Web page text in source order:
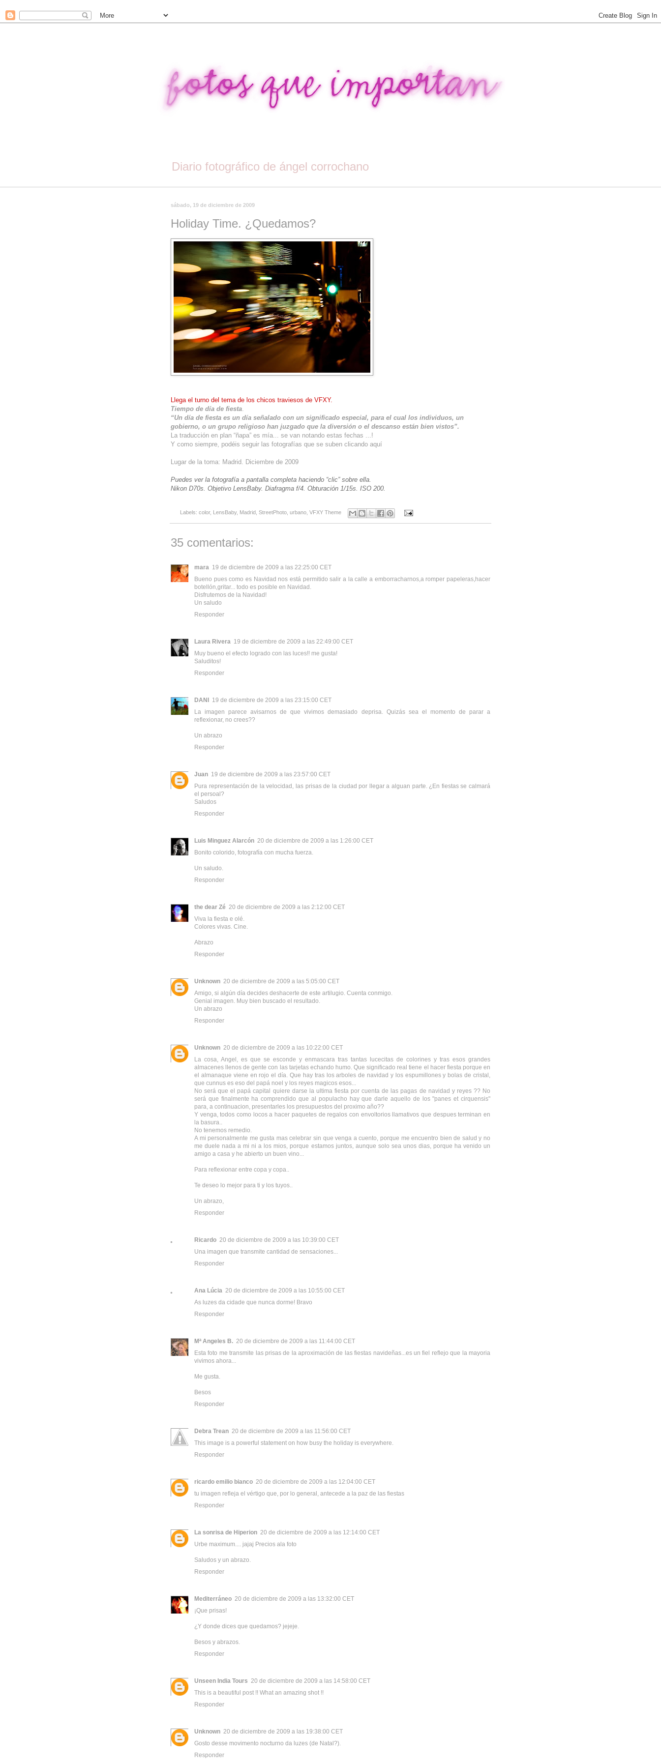
Diario fotográfico de ángel corrochano
sábado, 19 de diciembre de 2009
Holiday Time. ¿Quedamos?
Llega el turno del tema de los chicos traviesos de VFXY.
Tiempo de día de fiesta.
“Un día de fiesta es un día señalado con un significado especial, para el cual los individuos, un
gobierno, o un grupo religioso han juzgado que la diversión o el descanso están bien vistos”.
La traducción en plan “ñapa” es mía... se van notando estas fechas ...!
Y como siempre, podéis seguir las fotografías que se suben clicando aquí
Lugar de la toma: Madrid. Diciembre de 2009
Puedes ver la fotografía a pantalla completa haciendo “clic” sobre ella.
Nikon D70s. Objetivo LensBaby. Diafragma f/4. Obturación 1/15s. ISO 200.
Labels: color, LensBaby, Madrid StreetPhoto, urbano, VFXY Theme
35 comentarios:
mara 19 de diciembre de 2009 a las 22:25:00 CET
Bueno pues como es Navidad nos está permitido salir a la calle a emborracharnos,a romper papeleras,hacer
botellón,gritar... todo es posible en Navidad.
Disfrutemos de la Navidad!
Un saludo
Responder
Laura Rivera 19 de diciembre de 2009 a las 22:49:00 CET
Muy bueno el efecto logrado con las luces!! me gusta!
Saluditos!
Responder
DANI 19 de diciembre de 2009 a las 23:15:00 CET
La imagen parece avisarnos de que vivimos demasiado deprisa. Quizás sea el momento de parar a
reflexionar, no crees??
Un abrazo
Responder
Juan 19 de diciembre de 2009 a las 23:57:00 CET
Pura representación de la velocidad, las prisas de la ciudad por llegar a alguan parte. ¿En fiestas se calmará
el persoal?
Saludos
Responder
Luis Minguez Alarcón 20 de diciembre de 2009 a las 1:26:00 CET
Bonito colorido, fotografía con mucha fuerza.
Un saludo.
Responder
the dear Zé 20 de diciembre de 2009 a las 2:12:00 CET
Viva la fiesta e olé.
Colores vivas. Cine.
Abrazo
Responder
Unknown 20 de diciembre de 2009 a las 5:05:00 CET
Amigo, si algún día decides deshacerte de este artilugio. Cuenta conmigo.
Genial imagen. Muy bien buscado el resultado.
Un abrazo
Responder
Unknown 20 de diciembre de 2009 a las 10:22:00 CET
La cosa, Angel, es que se esconde y enmascara tras tantas lucecitas de colorines y tras esos grandes
almacenes llenos de gente con las tarjetas echando humo. Que significado real tiene el hacer fiesta porque en
el almanaque viene en rojo el día. Que hay tras los arboles de navidad y los espumillones y bolas de cristal,
que cunnus es eso del papá noel y los reyes magicos esos...
No será que el papá capital quiere darse la ultima fiesta por cuenta de las pagas de navidad y reyes ?? No
será que finalmente ha comprendido que al populacho hay que darle aquello de los "panes et cirquensis"
para, a continuacion, presentarles los presupuestos del proximo año??
Y venga, todos como locos a hacer paquetes de regalos con envoltorios llamativos que despues terminan en
la basura..
No tenemos remedio.
A mi personalmente me gusta mas celebrar sin que venga a cuento, porque me encuentro bien de salud y no
me duele nada a mi ni a los mios, porque estamos juntos, aunque solo sea unos dias, porque ha venido un
amigo a casa y he abierto un buen vino...
Para reflexionar entre copa y copa..
Te deseo lo mejor para ti y los tuyos..
Un abrazo,
Responder
Ricardo 20 de diciembre de 2009 a las 10:39:00 CET
Una imagen que transmite cantidad de sensaciones...
Responder
Ana Lúcia 20 de diciembre de 2009 a las 10:55:00 CET
As luzes da cidade que nunca dorme! Bravo
Responder
Mª Angeles B. 20 de diciembre de 2009 a las 11:44:00 CET
Esta foto me transmite las prisas de la aproximación de las fiestas navideñas...es un fiel reflejo que la mayoria
vivimos ahora...
Me gusta.
Besos
Responder
Debra Trean 20 de diciembre de 2009 a las 11:56:00 CET
This image is a powerful statement on how busy the holiday is everywhere.
Responder
ricardo emilio bianco 20 de diciembre de 2009 a las 12:04:00 CET
tu imagen refleja el vértigo que, por lo general, antecede a la paz de las fiestas
Responder
La sonrisa de Hiperion 20 de diciembre de 2009 a las 12:14:00 CET
Urbe maximum.... jajaj Precios ala foto
Saludos y un abrazo.
Responder
Mediterráneo 20 de diciembre de 2009 a las 13:32:00 CET
¡Que prisas!
¿Y donde dices que quedamos? jejeje.
Besos y abrazos.
Responder
Unseen India Tours 20 de diciembre de 2009 a las 14:58:00 CET
This is a beautiful post !! What an amazing shot !!
Responder
Unknown 20 de diciembre de 2009 a las 19:38:00 CET
Gosto desse movimento nocturno da luzes (de Natal?).
Responder